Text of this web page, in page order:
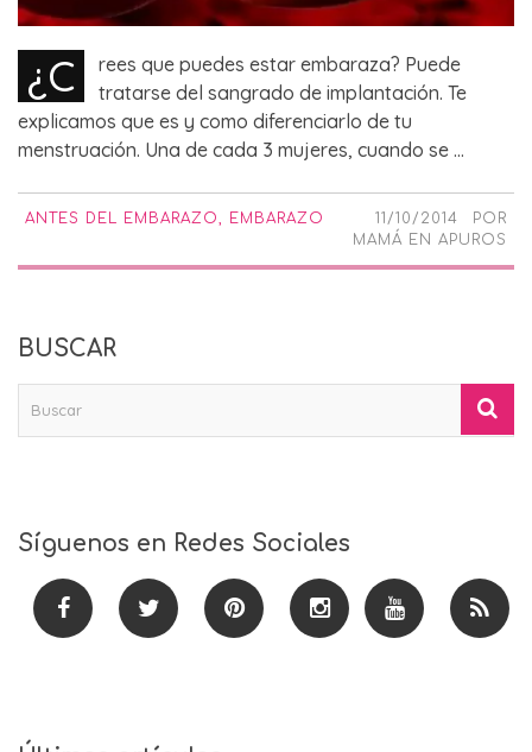
¿C
rees que puedes estar embaraza? Puede
tratarse del sangrado de implantación. Te
explicamos que es y como diferenciarlo de tu
menstruación. Una de cada 3 mujeres, cuando se ...
ANTES DEL EMBARAZO EMBARAZO 11/10/2014
POR
MAMÁ EN APUROS
BUSCAR
Síguenos en Redes Sociales